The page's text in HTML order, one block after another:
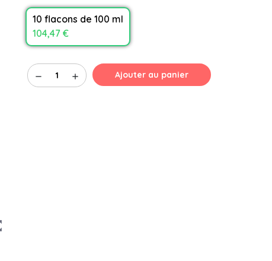
10 flacons de 100 ml
104,47 €
remove add Ajouter au panier